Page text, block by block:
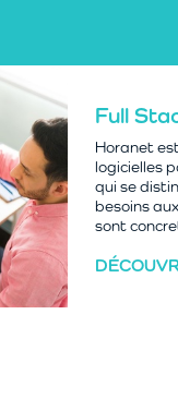
Full
Horanet
logicielles
qui se
besoins
sont